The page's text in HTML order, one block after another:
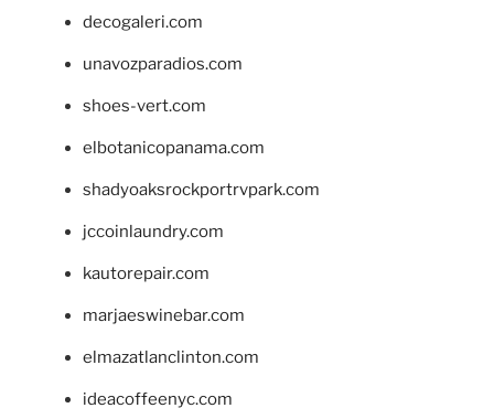
decogaleri.com
unavozparadios.com
shoes-vert.com
elbotanicopanama.com
shadyoaksrockportrvpark.com
jccoinlaundry.com
kautorepair.com
marjaeswinebar.com
elmazatlanclinton.com
ideacoffeenyc.com